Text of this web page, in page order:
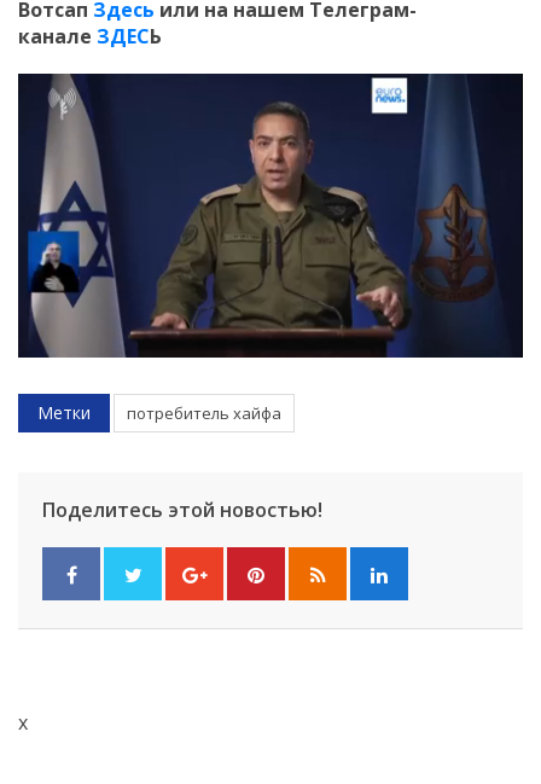
Вотсап Здесь или на нашем Телеграм-
канале ЗДЕСЬ
Метки потребитель хайфа
Поделитесь этой новостью!
x